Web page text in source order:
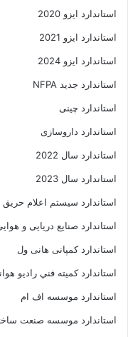
استاندارد ایزو 2020
استاندارد ایزو 2021
استاندارد ایزو 2024
استاندارد جدید NFPA
استاندارد چینی
استاندارد داروسازی
استاندارد سال 2022
استاندارد سال 2023
استاندارد سیستم اعلام
استاندارد صنایع دریایی و
استاندارد کمپانی هانی ول
استاندارد کميته فني راديو
استاندارد موسسه اف ام
استاندارد موسسه صنعت